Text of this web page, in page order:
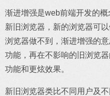
渐进增强是web前端开发的
新旧浏览器，新的浏览器可
浏览器做不到，渐进增强的
功能，再在不影响的旧浏览
功能和更炫效果。
新旧浏览器类比不同用户及